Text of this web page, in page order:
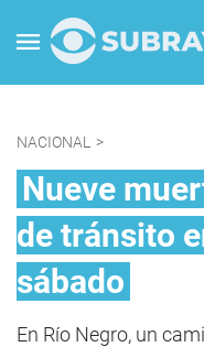
NACIONAL >
Nueve
de tránsito
sábado
En Río Negro, un